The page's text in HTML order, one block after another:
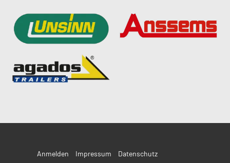
Anmelden Impressum
Datenschutz